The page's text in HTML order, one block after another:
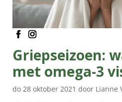
facebook
Griepseizoen:
met omega-3
do 28 oktober 2021 door Lianne